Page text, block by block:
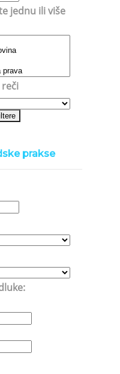
jednu ili više
prakse